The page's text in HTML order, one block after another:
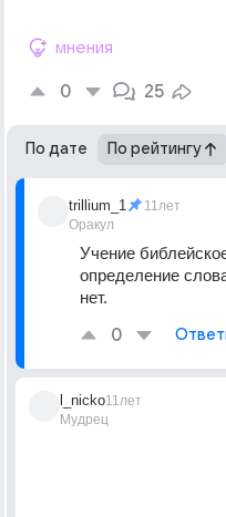
мнения
0 25
По дате По рейтингу
trillium_1
Оракул
11лет
Учение
определение
нет.
0
l_nicko
Мудрец
11лет